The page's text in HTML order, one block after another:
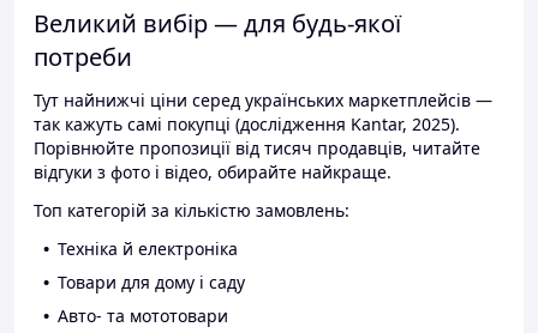
Великий вибір — для будь-якої
потреби
Тут найнижчі ціни серед українських маркетплейсів —
так кажуть самі покупці (дослідження Kantar, 2025).
Порівнюйте пропозиції від тисяч продавців, читайте
відгуки з фото і відео, обирайте найкраще.
Топ категорій за кількістю замовлень:
Техніка й електроніка
Товари для дому і саду
Авто- та мототовари